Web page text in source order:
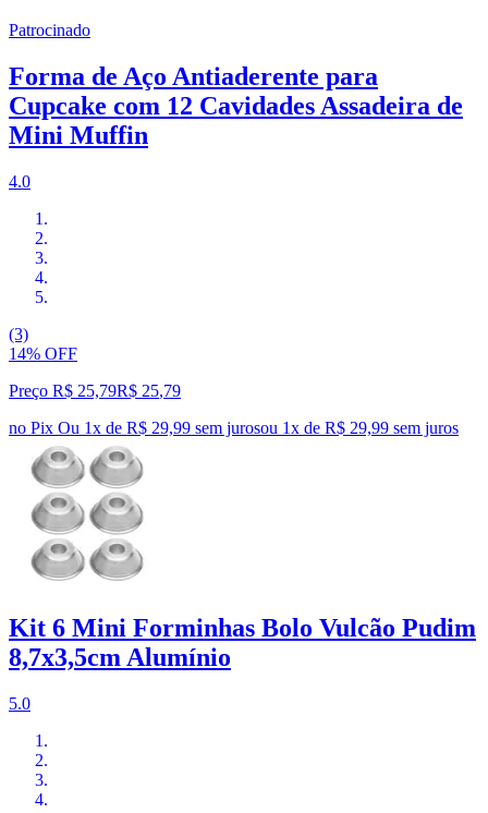
Patrocinado
Forma de Aço Antiaderente para
Cupcake com 12 Cavidades Assadeira de
Mini Muffin
4.0
(3)
14% OFF
Preço R$ 25,79R$ 25,79
no Pix Ou 1x de R$ 29,99 sem jurosou 1x de R$ 29,99 sem juros
Kit 6 Mini Forminhas Bolo Vulcão Pudim
8,7x3,5cm Alumínio
5.0